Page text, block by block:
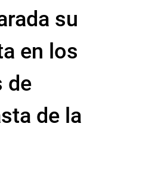
su
en los
de
de la